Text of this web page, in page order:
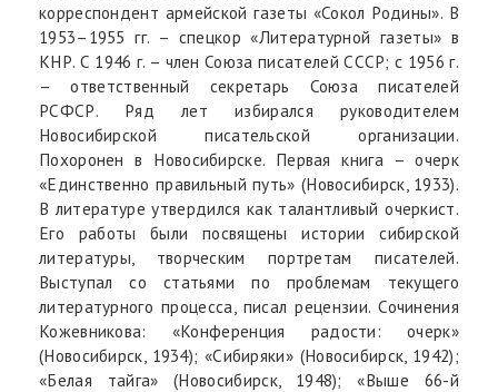
корреспондент армейской газеты «Сокол Родины». В
1953–1955 гг. – спецкор «Литературной газеты» в
КНР. С 1946 г. – член Союза писателей СССР; с 1956 г.
– ответственный секретарь Союза писателей
РСФСР. Ряд лет избирался руководителем
Новосибирской писательской организации.
Похоронен в Новосибирске. Первая книга – очерк
«Единственно правильный путь» (Новосибирск, 1933).
В литературе утвердился как талантливый очеркист.
Его работы были посвящены истории сибирской
литературы, творческим портретам писателей.
Выступал со статьями по проблемам текущего
литературного процесса, писал рецензии. Сочинения
Кожевникова: «Конференция радости: очерк»
(Новосибирск, 1934); «Сибиряки» (Новосибирск, 1942);
«Белая тайга» (Новосибирск, 1948); «Выше 66-й